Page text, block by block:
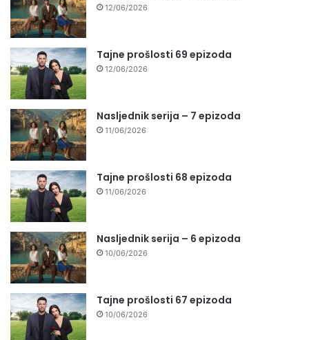
12/06/2026
Tajne prošlosti 69 epizoda
12/06/2026
Nasljednik serija – 7 epizoda
11/06/2026
Tajne prošlosti 68 epizoda
11/06/2026
Nasljednik serija – 6 epizoda
10/06/2026
Tajne prošlosti 67 epizoda
10/06/2026